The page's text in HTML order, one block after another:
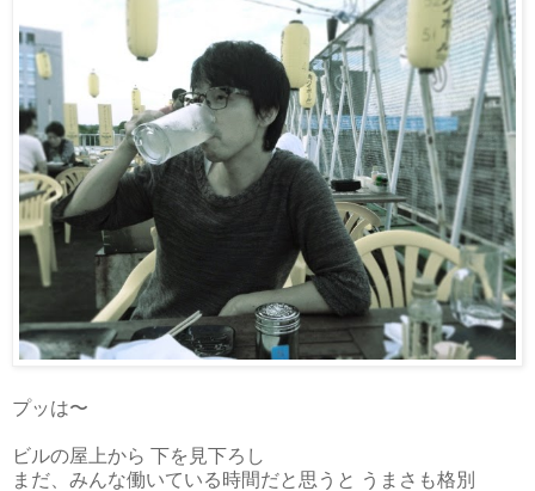
プッは〜
ビルの屋上から 下を見下ろし
まだ、みんな働いている時間だと思うと うまさも格別